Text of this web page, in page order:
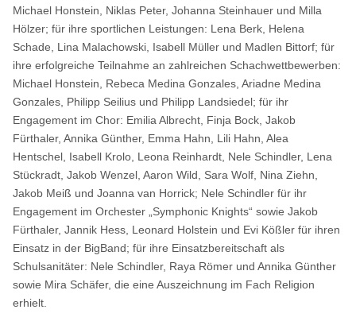
Michael Honstein, Niklas Peter, Johanna Steinhauer und Milla
Hölzer; für ihre sportlichen Leistungen: Lena Berk, Helena
Schade, Lina Malachowski, Isabell Müller und Madlen Bittorf; für
ihre erfolgreiche Teilnahme an zahlreichen Schachwettbewerben:
Michael Honstein, Rebeca Medina Gonzales, Ariadne Medina
Gonzales, Philipp Seilius und Philipp Landsiedel; für ihr
Engagement im Chor: Emilia Albrecht, Finja Bock, Jakob
Fürthaler, Annika Günther, Emma Hahn, Lili Hahn, Alea
Hentschel, Isabell Krolo, Leona Reinhardt, Nele Schindler, Lena
Stückradt, Jakob Wenzel, Aaron Wild, Sara Wolf, Nina Ziehn,
Jakob Meiß und Joanna van Horrick; Nele Schindler für ihr
Engagement im Orchester „Symphonic Knights“ sowie Jakob
Fürthaler, Jannik Hess, Leonard Holstein und Evi Kößler für ihren
Einsatz in der BigBand; für ihre Einsatzbereitschaft als
Schulsanitäter: Nele Schindler, Raya Römer und Annika Günther
sowie Mira Schäfer, die eine Auszeichnung im Fach Religion
erhielt.